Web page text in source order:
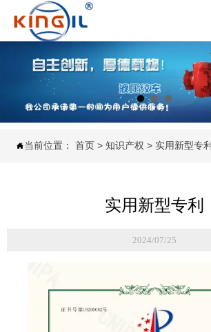
当前位置： 首页> 知识产权 > 实用新型专利
实用新型专利
2024/07/25